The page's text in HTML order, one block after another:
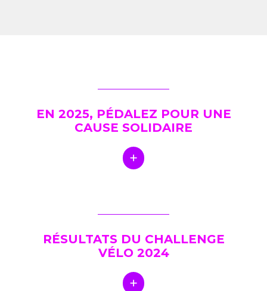
EN 2025, PÉDALEZ POUR UNE
CAUSE SOLIDAIRE
RÉSULTATS DU CHALLENGE
VÉLO 2024